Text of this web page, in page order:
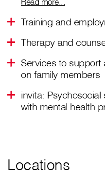
Training and
Therapy and
Services to
on family members
invita:
with mental health
Locations